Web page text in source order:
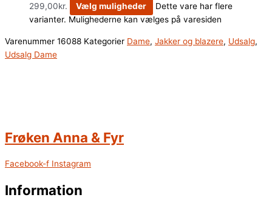
299,00kr. Vælg muligheder
Dette vare har flere
varianter. Mulighederne kan vælges på varesiden
Varenummer 16088 Kategorier Dame, Jakker og blazere, Udsalg,
Udsalg Dame
Frøken Anna & Fyr
Facebook-f Instagram
Information